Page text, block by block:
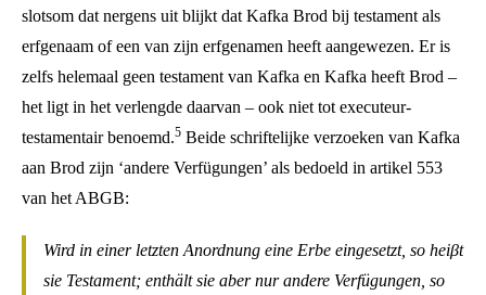
slotsom dat nergens uit blijkt dat Kafka Brod bij testament als
erfgenaam of een van zijn erfgenamen heeft aangewezen. Er is
zelfs helemaal geen testament van Kafka en Kafka heeft Brod –
het ligt in het verlengde daarvan – ook niet tot executeur-
testamentair benoemd.5 Beide schriftelijke verzoeken van Kafka
aan Brod zijn ‘andere Verfügungen’ als bedoeld in artikel 553
van het ABGB:
Wird in einer letzten Anordnung eine Erbe eingesetzt, so heiβt
sie Testament; enthält sie aber nur andere Verfügungen, so